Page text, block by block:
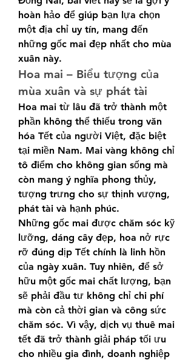
hoàn hảo để giúp bạn lựa chọn
một địa chỉ uy tín, mang đến
những gốc mai đẹp nhất cho mùa
xuân này.
Hoa mai – Biểu tượng của
mùa xuân và sự phát tài
Hoa mai từ lâu đã trở thành một
phần không thể thiếu trong văn
hóa Tết của người Việt, đặc biệt
tại miền Nam. Mai vàng không chỉ
tô điểm cho không gian sống mà
còn mang ý nghĩa phong thủy,
tượng trưng cho sự thịnh vượng,
phát tài và hạnh phúc.
Những gốc mai được chăm sóc kỹ
lưỡng, dáng cây đẹp, hoa nở rực
rỡ đúng dịp Tết chính là linh hồn
của ngày xuân. Tuy nhiên, để sở
hữu một gốc mai chất lượng, bạn
sẽ phải đầu tư không chỉ chi phí
mà còn cả thời gian và công sức
chăm sóc. Vì vậy, dịch vụ thuê mai
tết đã trở thành giải pháp tối ưu
cho nhiều gia đình, doanh nghiệp